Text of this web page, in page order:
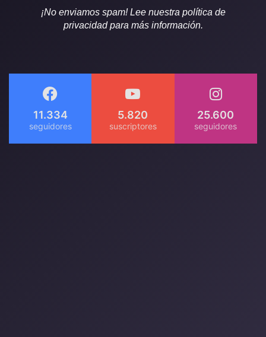
¡No enviamos spam! Lee nuestra política de
privacidad para más información.
11.334 5.820 25.600